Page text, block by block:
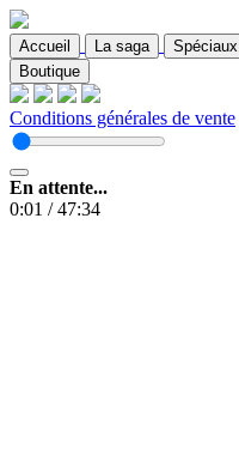
Accueil La saga Spéciaux
Boutique
Conditions générales de vente
En attente...
0:01 /47:34